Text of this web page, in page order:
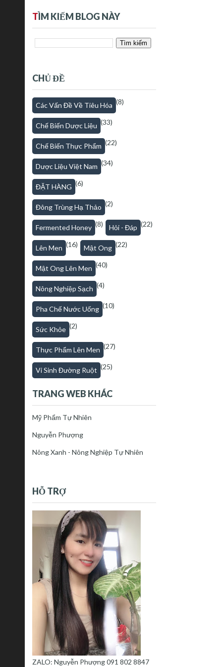
TÌM KIẾM BLOG NÀY
CHỦ ĐỀ
Các Vấn Đề Về Tiêu Hóa (8)
Chế Biến Dược Liệu (33)
Chế Biến Thực Phẩm (22)
Dược Liệu Việt Nam (34)
ĐẶT HÀNG (6)
Đông Trùng Hạ Thảo (2)
Fermented Honey (8) Hỏi - Đáp (22)
Lên Men (16) Mật Ong (22)
Mật Ong Lên Men (40)
Nông Nghiệp Sạch (4)
Pha Chế Nước Uống (10)
Sức Khỏe (2)
Thực Phẩm Lên Men (27)
Vi Sinh Đường Ruột (25)
TRANG WEB KHÁC
Mỹ Phẩm Tự Nhiên
Nguyễn Phượng
Nông Xanh - Nông Nghiệp Tự Nhiên
HỖ TRỢ
ZALO: Nguyễn Phượng 091 802 8847